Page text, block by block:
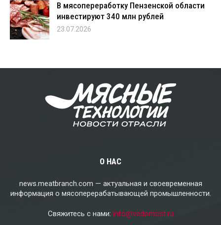
В мясопереработку Пензенской области
инвестируют 340 млн рублей
23.07.2026
О НАС
news.meatbranch.com — актуальная и своевременная
информация о мясоперерабатывающей промышленности.
Свяжитесь с нами: info@vedomost.ru